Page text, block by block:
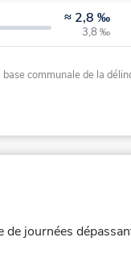
≈ 2,8 ‰
3,8 ‰
communale de la
journées